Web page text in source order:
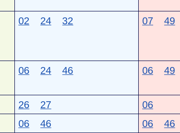
02 24 32 07 49
06 24 46 06 49
26 27 06
06 46 06 46